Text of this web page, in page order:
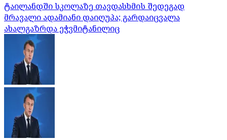
ტაილანდში სკოლაზე თავდასხმის შედეგად
მრავალი ადამიანი დაიღუპა; გარდაიცვალა
ახალგაზრდა ეჭვმიტანილიც